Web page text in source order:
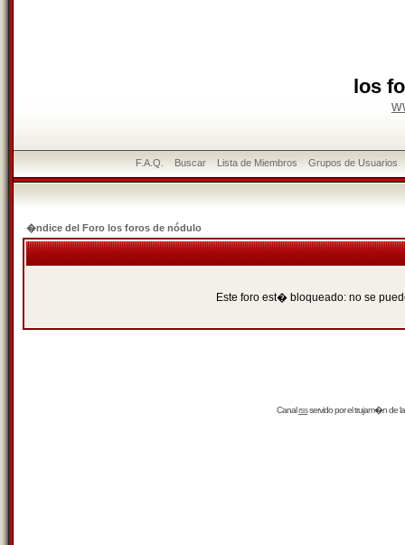
los
F.A.Q. Buscar Lista de Miembros Grupos de Usuarios
�ndice del Foro los foros de nódulo
Este foro est� bloqueado: no se
Canalrssservido por eltrujam�nde